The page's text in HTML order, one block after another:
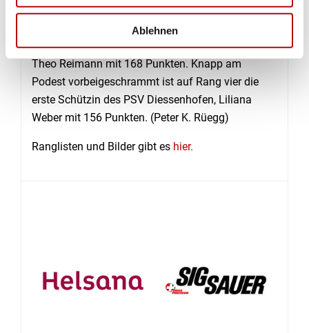
Ablehnen
von Schützen der SSGF belegt. Auf Rang 1
Alexander Reimann, 176 Punkte, Rang 2
Alessandro Hoffmann (170) und auf Rang drei
Theo Reimann mit 168 Punkten. Knapp am
Podest vorbeigeschrammt ist auf Rang vier die
erste Schützin des PSV Diessenhofen, Liliana
Weber mit 156 Punkten. (Peter K. Rüegg)
Ranglisten und Bilder gibt es hier.